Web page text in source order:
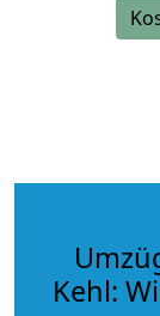
Kehl: